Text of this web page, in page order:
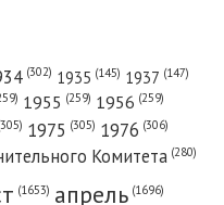
(302) 1935 (145) 1937 (147)
1955 (259) 1956 (259)
1975 (305) 1976 (306)
Комитета (280)
(1653) апрель (1696)